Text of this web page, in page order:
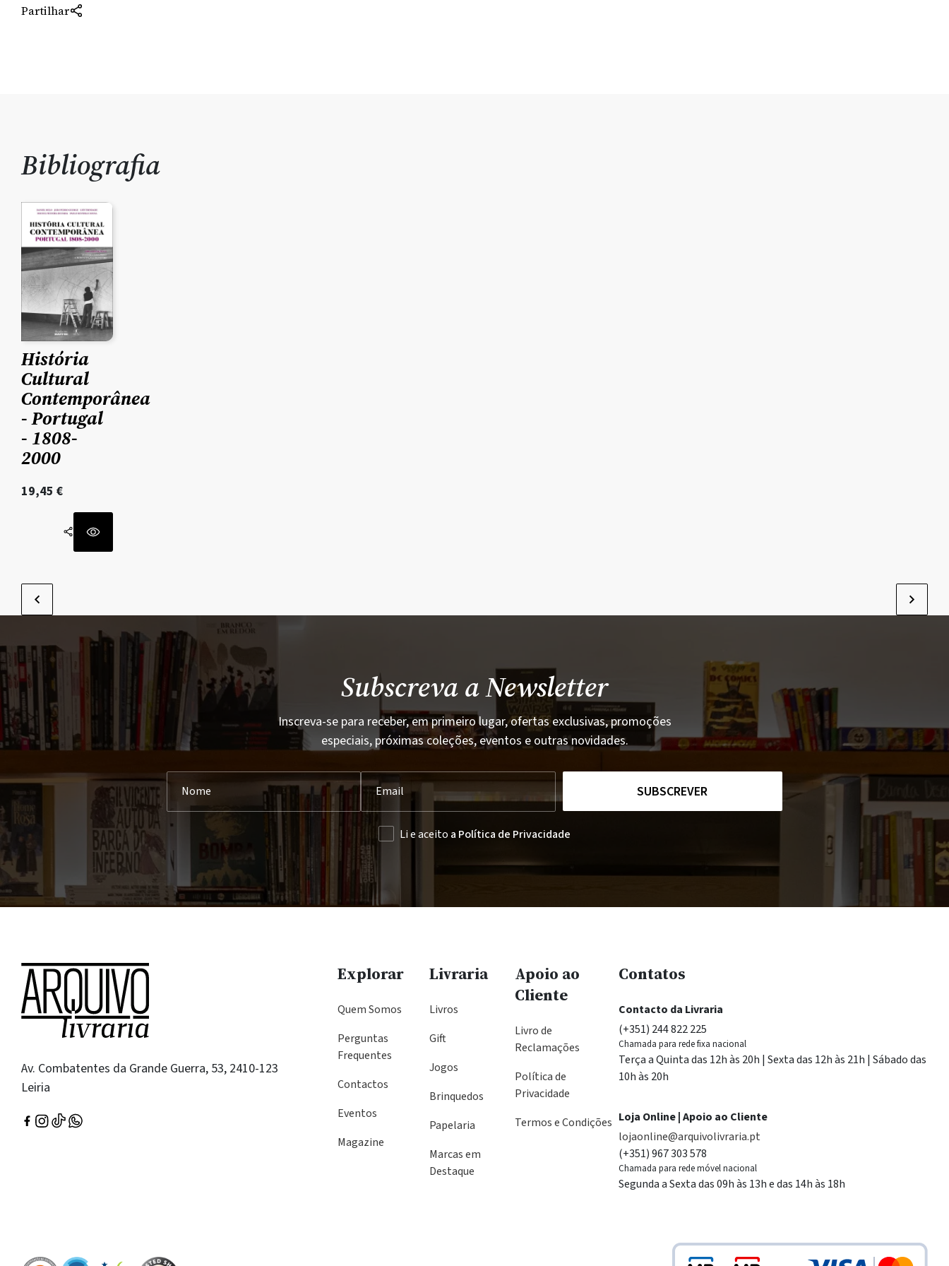
Partilhar
Bibliografia
História
Cultural
Contemporânea
- Portugal
- 1808-
2000
19,45 €
Subscreva a Newsletter
Inscreva-se para receber, em primeiro lugar, ofertas exclusivas, promoções
especiais, próximas coleções, eventos e outras novidades.
SUBSCREVER
Li e aceito a Política de Privacidade
Av. Combatentes da Grande Guerra, 53, 2410-123
Leiria
Explorar
Quem Somos
Perguntas
Frequentes
Contactos
Eventos
Magazine
Livraria
Livros
Gift
Jogos
Brinquedos
Papelaria
Marcas em
Destaque
Apoio ao
Cliente
Livro de
Reclamações
Política de
Privacidade
Termos e Condições
Contatos
Contacto da Livraria
(+351) 244 822 225
Chamada para rede fixa nacional
Terça a Quinta das 12h às 20h | Sexta das 12h às 21h | Sábado das
10h às 20h
Loja Online | Apoio ao Cliente
lojaonline@arquivolivraria.pt
(+351) 967 303 578
Chamada para rede móvel nacional
Segunda a Sexta das 09h às 13h e das 14h às 18h